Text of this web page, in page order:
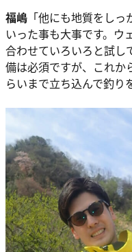
福嶋 「他にも地質をし
いった事も大事です。ウ
合わせていろいろと試し
備は必須ですが、これか
らいまで立ち込んで釣り